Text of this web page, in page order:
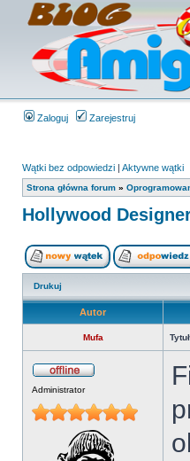
Zaloguj Zarejestruj
Wątki bez odpowiedzi | Aktywne wątki
Strona główna forum »
Hollywood
Drukuj
Autor
Mufa
Administrator